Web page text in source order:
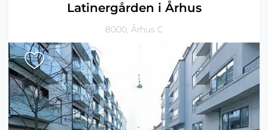
Latinergården i Århus
8000, Århus C